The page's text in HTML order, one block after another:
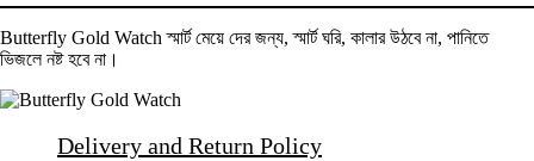
Butterfly Gold Watch স্মার্ট মেয়ে দের জন্য, স্মার্ট ঘরি, কালার উঠবে না, পানিতে
ভিজলে নষ্ট হবে না।
Delivery and Return Policy